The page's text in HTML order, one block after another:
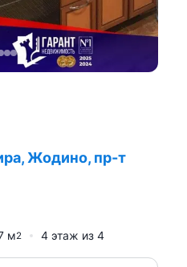
Жодино, пр-т
м2 4 этаж из 4